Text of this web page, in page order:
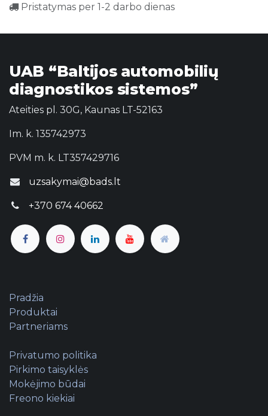
Pristatymas per 1-2 darbo dienas
UAB “Baltijos automobilių
diagnostikos sistemos”
Ateities pl. 30G, Kaunas LT-52163
Im. k. 135742973
PVM m. k. LT357429716
uzsakymai@bads.lt
+370 674 40662
Pradžia
Produktai
Partneriams
Privatumo politika
Pirkimo taisyklės
Mokėjimo būdai
Freono kiekiai